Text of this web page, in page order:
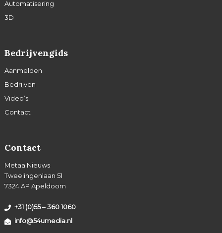
Automatisering
3D
Bedrijvengids
Aanmelden
Bedrijven
Video’s
Contact
Contact
MetaalNieuws
Tweelingenlaan 51
7324 AP Apeldoorn
+31 (0)55 – 360 1060
info@54umedia.nl